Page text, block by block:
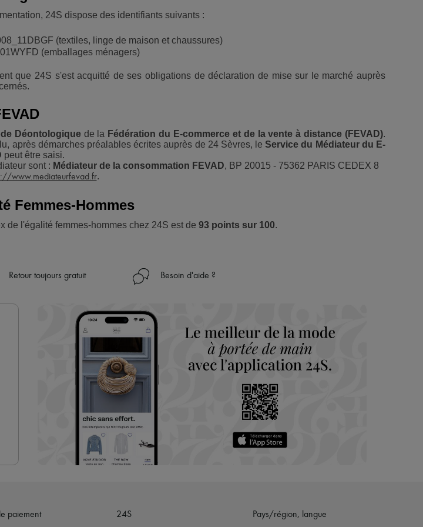
24S dispose des identifiants suivants :
(textiles, linge de maison et chaussures)
(emballages ménagers)
que 24S s'est acquitté de ses obligations de déclaration de mise sur le marché auprès
Déontologiquede la Fédération du E-commerce et de la vente à distance (FEVAD).
après démarches préalables écrites auprès de 24 Sèvres, leService du Médiateur du E-
peut être saisi.
sont : Médiateur de la consommation FEVAD, BP 20015 - 75362 PARIS CEDEX 8
www.mediateurfevad.fr.
Femmes-Hommes
de l'égalité femmes-hommes chez 24S est de 93 points sur 100.
Retour toujours gratuit Besoin d'aide ?
paiement 24S Pays/région, langue